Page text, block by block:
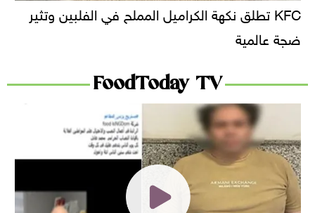
KFC تطلق نكهة الكراميل المملح في الفلبين وتثير
ضجة عالمية
FoodToday TV